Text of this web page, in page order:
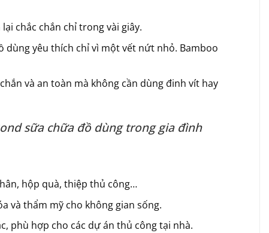
chắc chắn chỉ trong vài giây.
dùng yêu thích chỉ vì một vết nứt nhỏ. Bamboo
và an toàn mà không cần dùng đinh vít hay
sữa chữa đồ dùng trong gia đình
hộp quà, thiệp thủ công…
và thẩm mỹ cho không gian sống.
phù hợp cho các dự án thủ công tại nhà.